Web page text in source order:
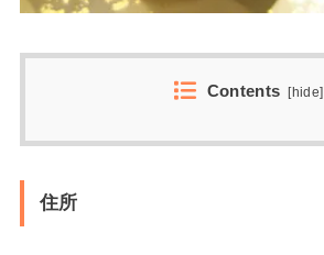
Contents [hide]
住所